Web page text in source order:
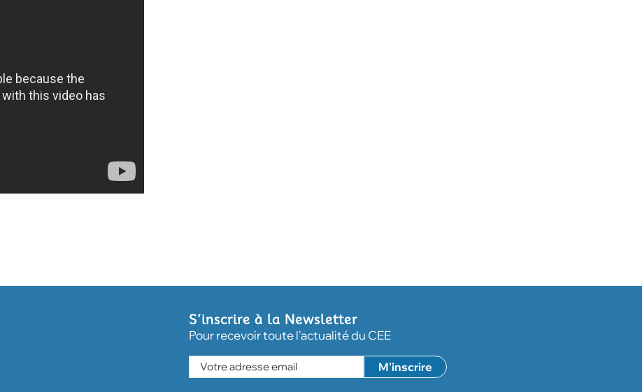
S’inscrire à la Newsletter
Pour recevoir toute l'actualité du CEE